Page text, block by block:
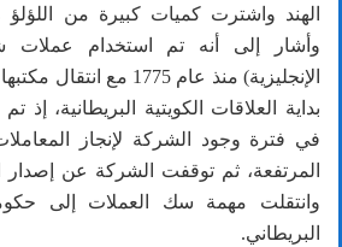
الهند واشترت كميات كبيرة من اللؤلؤ
وأشار إلى أنه تم استخدام عملات
الإنجليزية) منذ عام 1775
بداية العلاقات الكويتية البريطانية،
في فترة وجود الشركة لإنجاز
وانتقلت مهمة سك العملات إلى حكومة
البريطاني.